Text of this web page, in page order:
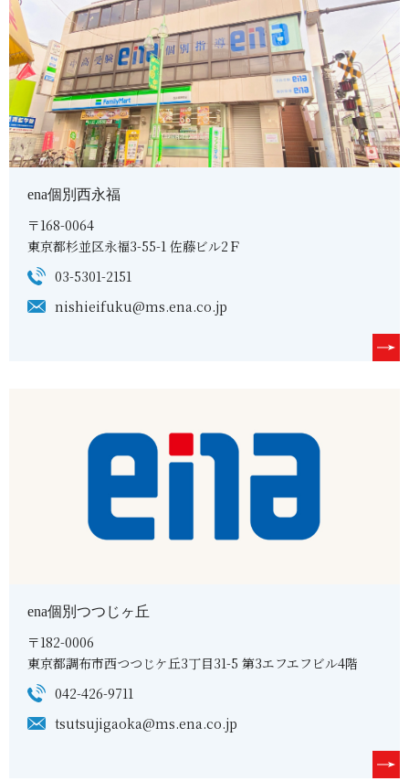
ena個別西永福
〒168-0064
東京都杉並区永福3-55-1 佐藤ビル2Ｆ
03-5301-2151
nishieifuku@ms.ena.co.jp
ena個別つつじヶ丘
〒182-0006
東京都調布市西つつじケ丘3丁目31-5 第3エフエフビル4階
042-426-9711
tsutsujigaoka@ms.ena.co.jp